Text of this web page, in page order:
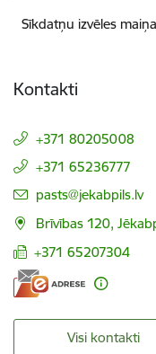
Sīkdatņu izvēles maiņa
Kontakti
+371 80205008
+371 65236777
E-pasts:
pasts@jekabpils.lv
Brīvības 120,
+371 65207304
Visi kontakti